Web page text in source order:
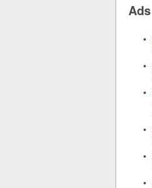
Ads